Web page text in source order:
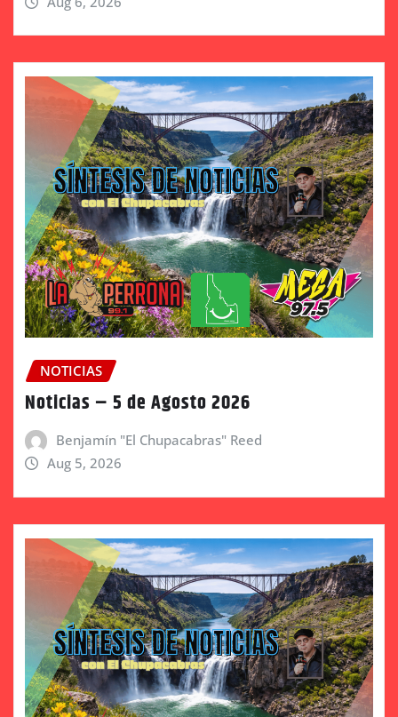
NOTICIAS
Noticias – 5 de Agosto 2026
Benjamín "El Chupacabras" Reed
Aug 5, 2026